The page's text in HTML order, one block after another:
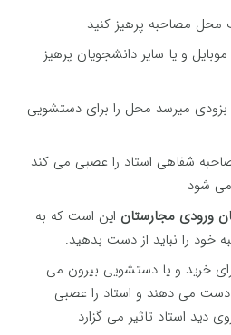
مصاحبه پرهیز کنید
و یا سایر دانشجویان پرهیز
میرسد محل را برای دستشویی
شفاهی استاد را عصبی می کند
شود
ورودی مجارستان این است که به
را نباید از دست بدهید.
خرید و یا دستشویی بیرون می
دست می دهند و استاد را عصبی
دید استاد تاثیر می گزارد